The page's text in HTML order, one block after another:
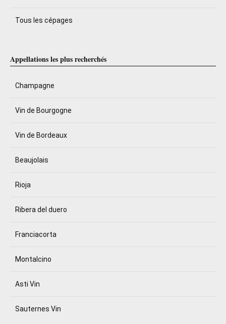
Tous les cépages
Appellations les plus recherchés
Champagne
Vin de Bourgogne
Vin de Bordeaux
Beaujolais
Rioja
Ribera del duero
Franciacorta
Montalcino
Asti Vin
Sauternes Vin